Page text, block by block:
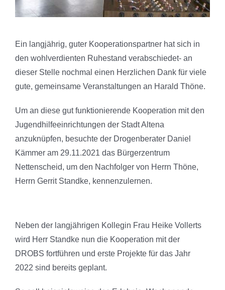
Ein langjährig, guter Kooperationspartner hat sich in
den wohlverdienten Ruhestand verabschiedet- an
dieser Stelle nochmal einen Herzlichen Dank für viele
gute, gemeinsame Veranstaltungen an Harald Thöne.
Um an diese gut funktionierende Kooperation mit den
Jugendhilfeeinrichtungen der Stadt Altena
anzuknüpfen, besuchte der Drogenberater Daniel
Kämmer am 29.11.2021 das Bürgerzentrum
Nettenscheid, um den Nachfolger von Herrn Thöne,
Herrn Gerrit Standke, kennenzulernen.
Neben der langjährigen Kollegin Frau Heike Vollerts
wird Herr Standke nun die Kooperation mit der
DROBS fortführen und erste Projekte für das Jahr
2022 sind bereits geplant.